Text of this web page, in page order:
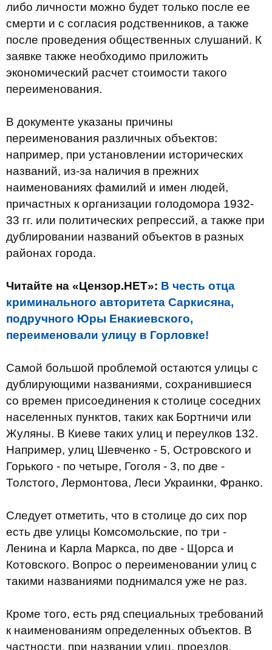
либо личности можно будет только после ее
смерти и с согласия родственников, а также
после проведения общественных слушаний. К
заявке также необходимо приложить
экономический расчет стоимости такого
переименования.
В документе указаны причины
переименования различных объектов:
например, при установлении исторических
названий, из-за наличия в прежних
наименованиях фамилий и имен людей,
причастных к организации голодомора 1932-
33 гг. или политических репрессий, а также при
дублировании названий объектов в разных
районах города.
Читайте на «Цензор.НЕТ»: В честь отца
криминального авторитета Саркисяна,
подручного Юры Енакиевского,
переименовали улицу в Горловке!
Самой большой проблемой остаются улицы с
дублирующими названиями, сохранившиеся
со времен присоединения к столице соседних
населенных пунктов, таких как Бортничи или
Жуляны. В Киеве таких улиц и переулков 132.
Например, улиц Шевченко - 5, Островского и
Горького - по четыре, Гоголя - 3, по две -
Толстого, Лермонтова, Леси Украинки, Франко.
Следует отметить, что в столице до сих пор
есть две улицы Комсомольские, по три -
Ленина и Карла Маркса, по две - Щорса и
Котовского. Вопрос о переименовании улиц с
такими названиями поднимался уже не раз.
Кроме того, есть ряд специальных требований
к наименованиям определенных объектов. В
частности, при названии улиц, проездов,